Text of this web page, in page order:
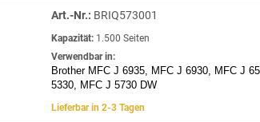
Art.-Nr.: BRIQ573001
Kapazität: 1.500 Seiten
Verwendbar in:
Brother MFC J 6935, MFC J 6930, MFC J
5330, MFC J 5730 DW
Lieferbar in 2-3 Tagen